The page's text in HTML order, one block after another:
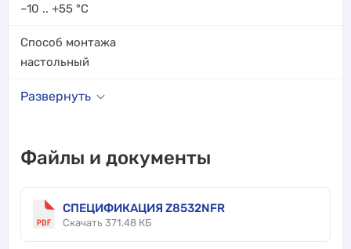
–10 .. +55 °C
Способ монтажа
настольный
Развернуть
Файлы и документы
СПЕЦИФИКАЦИЯ Z8532NFR
Скачать 371.48 КБ